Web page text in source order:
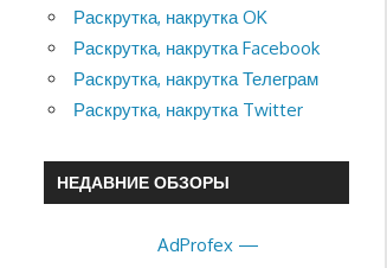
Раскрутка, накрутка OK
Раскрутка, накрутка Facebook
Раскрутка, накрутка Телеграм
Раскрутка, накрутка Twitter
НЕДАВНИЕ ОБЗОРЫ
AdProfex —